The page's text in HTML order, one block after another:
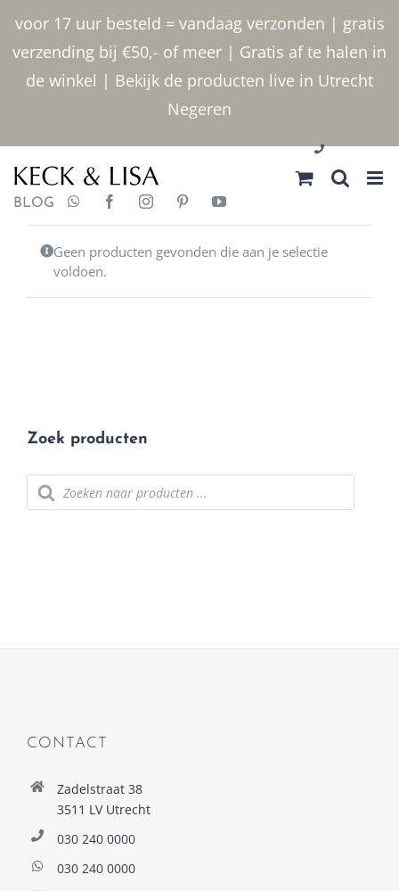
voor 17 uur besteld = vandaag verzonden | gratis
verzending bij €50,- of meer | Gratis af te halen in
de winkel | Bekijk de producten live in Utrecht
Negeren
inhoud
030 2400000
BLOG
Geen producten gevonden die aan je selectie
voldoen.
Zoek producten
Producten
zoeken
CONTACT
Zadelstraat 38
3511 LV Utrecht
030 240 0000
030 240 0000